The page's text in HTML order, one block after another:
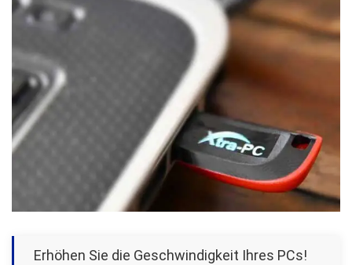
Erhöhen Sie die Geschwindigkeit Ihres PCs!